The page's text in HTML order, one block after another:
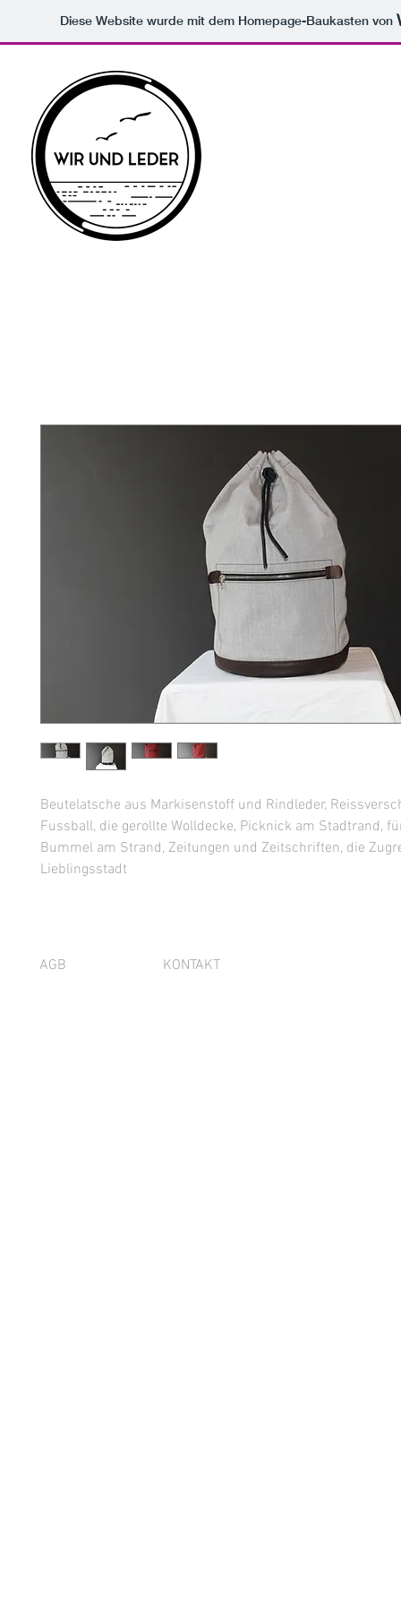
Diese Website wurde mit dem Homepage-Baukasten von
Beutelatsche aus Markisenstoff und Rindleder,
Fussball, die gerollte Wolldecke, Picknick am Stadtrand,
Bummel am Strand, Zeitungen und Zeitschriften, die
Lieblingsstadt
AGB KONTAKT